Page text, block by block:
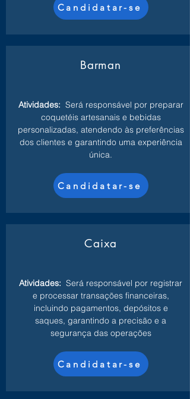
Candidatar-se
Barman
Atividades: Será responsável por preparar
coquetéis artesanais e bebidas
personalizadas, atendendo às preferências
dos clientes e garantindo uma experiência
única.
Candidatar-se
Caixa
Atividades: Será responsável por registrar
e processar transações financeiras,
incluindo pagamentos, depósitos e
saques, garantindo a precisão e a
segurança das operações
Candidatar-se